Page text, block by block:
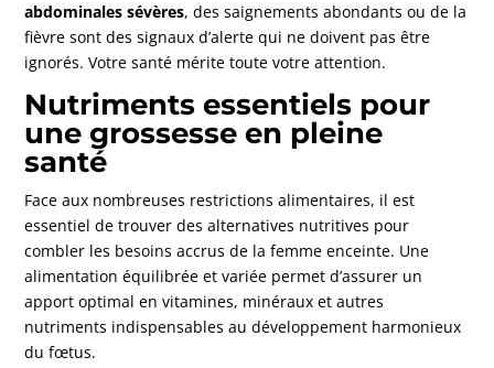
abdominales sévères, des saignements abondants ou de la
fièvre sont des signaux d’alerte qui ne doivent pas être
ignorés. Votre santé mérite toute votre attention.
Nutriments essentiels pour
une grossesse en pleine
santé
Face aux nombreuses restrictions alimentaires, il est
essentiel de trouver des alternatives nutritives pour
combler les besoins accrus de la femme enceinte. Une
alimentation équilibrée et variée permet d’assurer un
apport optimal en vitamines, minéraux et autres
nutriments indispensables au développement harmonieux
du fœtus.